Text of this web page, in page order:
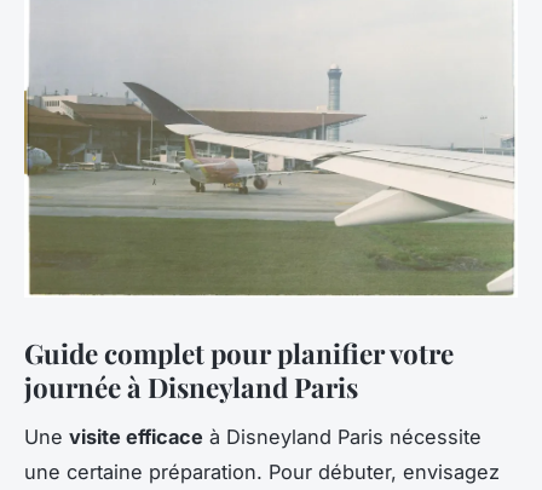
Guide complet pour planifier votre
journée à Disneyland Paris
Une visite efficace à Disneyland Paris nécessite
une certaine préparation. Pour débuter, envisagez